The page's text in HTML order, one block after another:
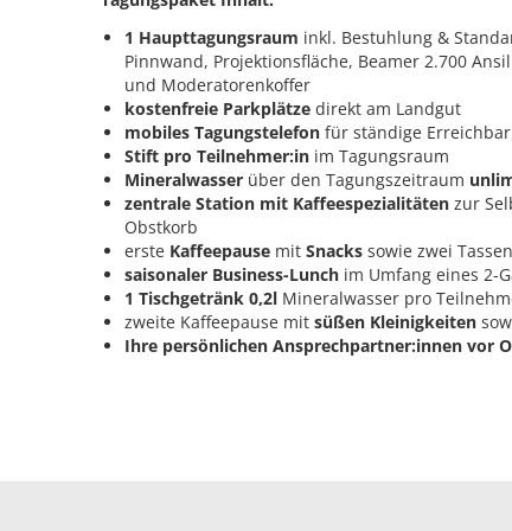
1 Haupttagungsraum inkl. Bestuhlung &
Pinnwand, Projektionsfläche, Beamer 2.700
und Moderatorenkoffer
kostenfreie Parkplätze direkt am Landgut
mobiles Tagungstelefon für ständige
Stift pro Teilnehmer:in im Tagungsraum
Mineralwasser über den Tagungszeitraum
zentrale Station mit Kaffeespezialitäten zur
Obstkorb
erste Kaffeepause mitSnackssowie zwei
saisonaler Business-Lunch im Umfang eines 2-
1 Tischgetränk 0,2l Mineralwasser pro
zweite Kaffeepause mitsüßen Kleinigkeiten
Ihre persönlichen Ansprechpartner:innen vor